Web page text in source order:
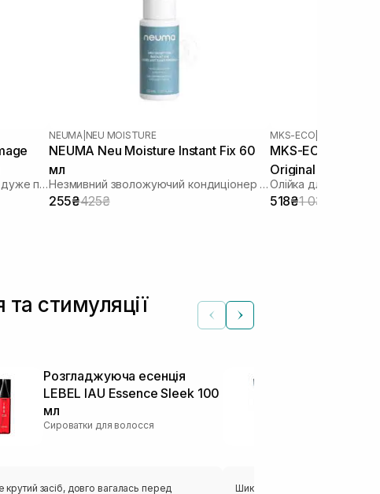
Відновлюючий крем-спрей для дуже пошкодженого волосся
NEUMA NEU MOISTURE
NEUMA Neu Moisture Instant Fix 60
мл
Незмивний зволожуючий кондиціонер для живлення та розплутування волосся
255₴425₴
MKS-ECO
MKS-ECO Oil Hair
Original Scent 60
Олійка для волосся
518₴1 035₴
та стимуляції
Розгладжуюча есенція
LEBEL IAU Essence Sleek 100
мл
Сироватки для волосся
крутий засіб, довго вагалась перед
Шикардос засіб. Волосся